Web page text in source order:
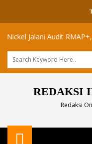
Audit RMAP+, Apa
REDAKSI
Redaksi